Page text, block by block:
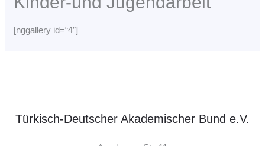
[nggallery id=“4″]
Türkisch-Deutscher Akademischer Bund e.V.